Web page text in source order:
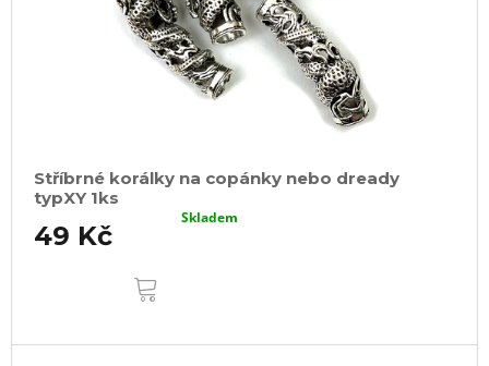
Stříbrné korálky na copánky nebo dready
typXY 1ks
49 Kč
Skladem